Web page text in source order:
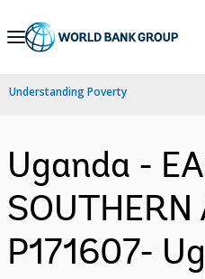
Skip
Navigation
Understanding Poverty
Uganda -
SOUTHERN
P171607-